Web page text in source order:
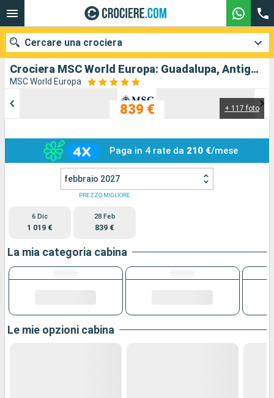
Crociera MSC World Europa: Guadalupa, Antigua e Barbuda, Saint Martin, San Cristoforo e Nevis, Dominica, Martinica in partenza da Pointe a pitre(Guadalupa)
MSC World Europa
+ 117 foto
839 €
Paga in 4 rate da 210 €/mese
febbraio 2027
6 Dic
1 019 €
PREZZO MIGLIORE
28 Feb
839 €
La mia categoria cabina
Le mie opzioni cabina
Cercare una crociera
Mesi di partenza
Porti Compagnie
Ricerca